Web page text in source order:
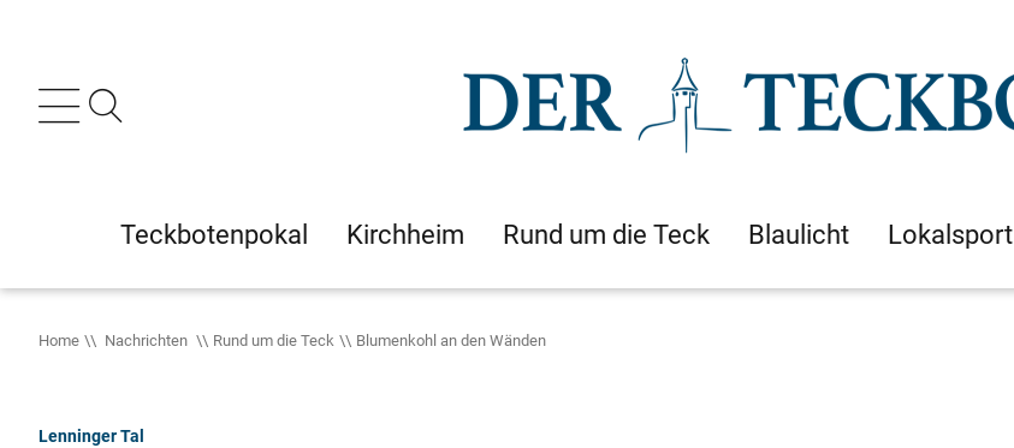
Teckbotenpokal Kirchheim Rund um die Teck Blaulicht Lokalsport
Home Nachrichten Rund um die Teck Blumenkohl an den Wänden
Lenninger Tal